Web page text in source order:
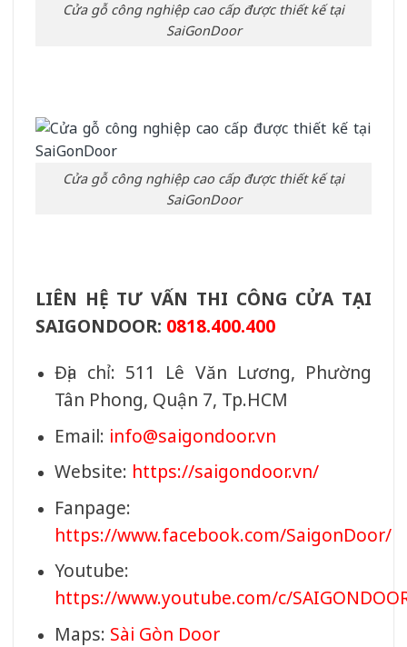
Cửa gỗ công nghiệp cao cấp được thiết kế tại
SaiGonDoor
Cửa gỗ công nghiệp cao cấp được thiết kế tại
SaiGonDoor
LIÊN HỆ TƯ VẤN THI CÔNG CỬA TẠI
SAIGONDOOR: 0818.400.400
Địa chỉ: 511 Lê Văn Lương, Phường
Tân Phong, Quận 7, Tp.HCM
Email: info@saigondoor.vn
Website: https://saigondoor.vn/
Fanpage:
https://www.facebook.com/SaigonDoor/
Youtube:
https://www.youtube.com/c/
Maps: Sài Gòn Door